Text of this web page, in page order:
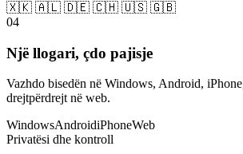
🇽🇰 🇦🇱 🇩🇪 🇨🇭 🇺🇸 🇬🇧
04
Një llogari, çdo pajisje
Vazhdo bisedën në Windows, Android,
drejtpërdrejt në web.
WindowsAndroidiPhoneWeb
Privatësi dhe kontroll